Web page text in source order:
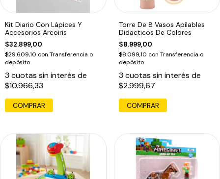
Kit Diario Con Lápices Y
Accesorios Arcoiris
$32.899,00
$29.609,10 con Transferencia o
depósito
3 cuotas sin interés de
$10.966,33
Torre De 8 Vasos Apilables
Didacticos De Colores
$8.999,00
$8.099,10 con Transferencia o
depósito
3 cuotas sin interés de
$2.999,67
COMPRAR